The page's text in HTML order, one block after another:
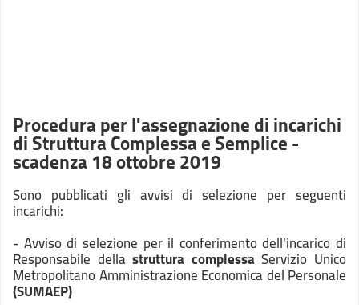
Procedura per l'assegnazione di incarichi
di Struttura Complessa e Semplice -
scadenza 18 ottobre 2019
Sono pubblicati gli avvisi di selezione per seguenti
incarichi:
- Avviso di selezione per il conferimento dell’incarico di
Responsabile dellastruttura complessa Servizio Unico
Metropolitano Amministrazione Economica del Personale
(SUMAEP)